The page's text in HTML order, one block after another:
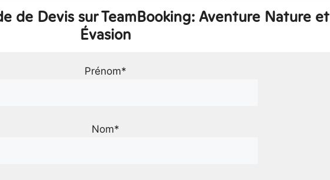
de Devis sur TeamBooking: Aventure Nature et
Évasion
Prénom*
Nom*